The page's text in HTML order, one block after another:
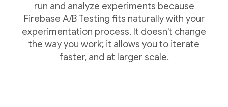
run and analyze experiments because
Firebase A/B Testing fits naturally with your
experimentation process. It doesn't change
the way you work; it allows you to iterate
faster, and at larger scale.